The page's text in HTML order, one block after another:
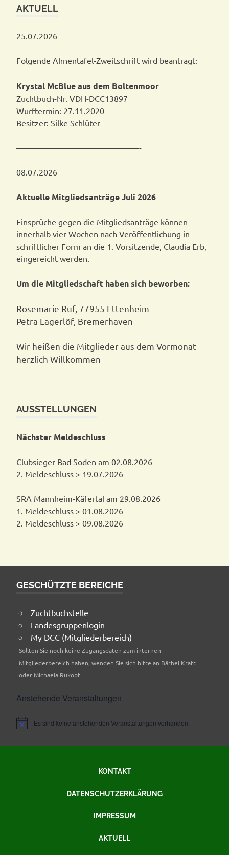
AKTUELL
25.07.2026
Folgende Ahnentafel-Zweitschrift wird beantragt:
Krystal McBlue aus dem Boltenmoor
Zuchtbuch-Nr. VDH-DCC13897
Wurftermin: 27.11.2020
Besitzer: Silke Schlüter
———————————————-
08.07.2026
Aktuelle Mitgliedsanträge Juli 2026
Einsprüche gegen die Mitgliedsanträge können
innerhalb vier Wochen nach Veröffentlichung in
schriftlicher Form an die 1. Vorsitzende, Claudia Erb,
eingereicht werden.
Um die Mitgliedschaft haben sich beworben:
Rosemarie Ruf, 77955 Ettenheim
Petra Lagerlöf, Bremerhaven
Wir heißen die Mitglieder aus dem Vormonat
herzlich Willkommen
AUSSTELLUNGEN
Nächster Meldeschluss
Clubsieger Bad Soden am 02.08.2026
2. Meldeschluss > 19.07.2026
SRA Mannheim-Käfertal am 29.08.2026
1. Meldeschluss > 01.08.2026
2. Meldeschluss > 09.08.2026
GESCHÜTZTE BEREICHE
Zuchtbuchstelle
Landesgruppenlogin
My DCC (Mitgliederbereich)
Sollten Sie noch keine Zugangsdaten zum internen
Mitgliederbereich haben, wenden Sie sich bitte an Bärbel Kraft
oder Michaela Rukopf
Anstehende Veranstaltungen
HinweisEs sind keine anstehenden Veranstaltungen vorhanden.
KONTAKT
DATENSCHUTZERKLÄRUNG
IMPRESSUM
AKTUELL